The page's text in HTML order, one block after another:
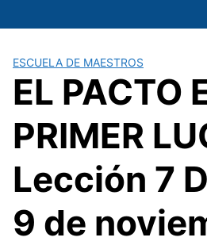
al
ESCUELA DE MAESTROS
EL PACTO
PRIMER
Lección 7
9 de